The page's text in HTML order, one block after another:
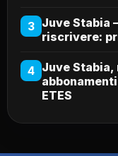
3 Juve Stabia
riscrivere:
4 Juve
ETES